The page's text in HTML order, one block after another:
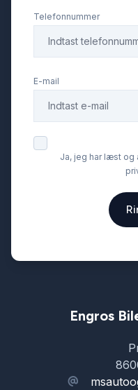
Telefonnummer
E-mail
Ja, jeg har læst
Engros